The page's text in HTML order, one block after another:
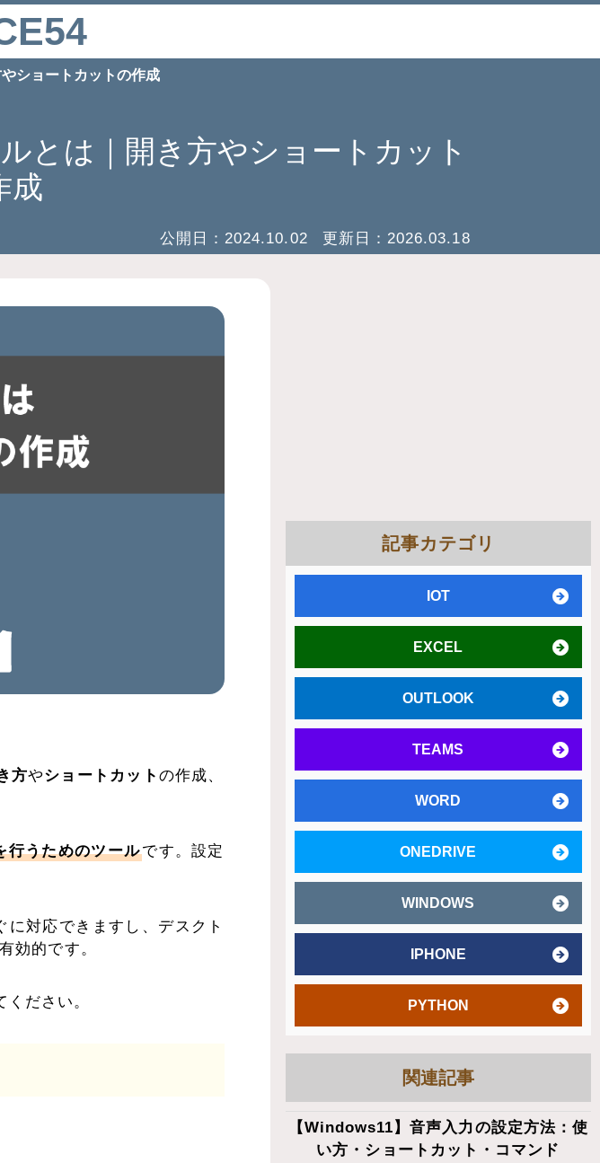
ショートカットの作成
とは｜開き方やショートカット
成
公開日： 2024.10.02 更新日： 2026.03.18
方やショートカット の作成、
行うためのツールです。設定
対応できますし、デスクト
効的です。
ださい。
記事カテゴリ
IOT
EXCEL
OUTLOOK
TEAMS
WORD
ONEDRIVE
WINDOWS
IPHONE
PYTHON
関連記事
【Windows11】音声入力の設定方法：使
い方・ショートカット・コマンド